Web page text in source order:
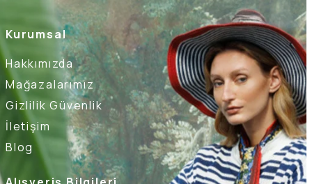
Kurumsal
Hakkımızda
Mağazalarımız
Gizlilik Güvenlik
İletişim
Blog